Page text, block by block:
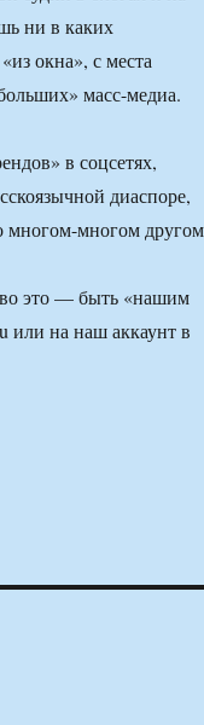
ни в каких
окна», с места
масс-медиа.
в соцсетях,
диаспоре,
многом-многом
это — быть «нашим
или на наш аккаунт в